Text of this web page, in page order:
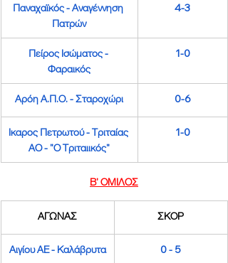
Παναχαϊκός - Αναγέννηση
Πατρών
4-3
Πείρος Ισώματος -
Φαραικός
1-0
Αρόη Α.Π.Ο. - Σταροχώρι 0-6
Ικαρος Πετρωτού - Τριταίας
ΑΟ - "Ο Τριταιικός"
1-0
Β' ΟΜΙΛΟΣ
ΑΓΩΝΑΣ ΣΚΟΡ
Αιγίου ΑΕ - Καλάβρυτα 0 - 5